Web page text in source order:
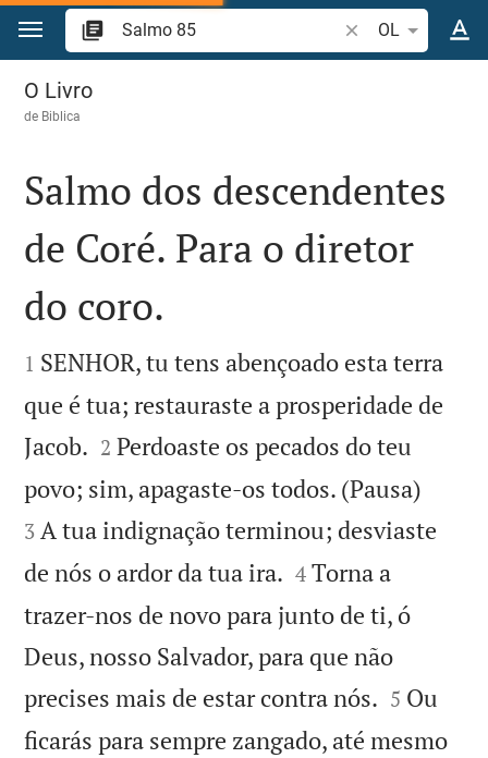
Ir para o conteúdo
Pesquise
OL
Salmo 85
O Livro
de Biblica

Salmo dos descendentes
de Coré. Para o diretor
do coro.

1 SENHOR, tu tens abençoado esta terra
que é tua; restauraste a prosperidade de
Jacob. 

2 Perdoaste os pecados do teu
povo; sim, apagaste-os todos. (Pausa)
3 A tua indignação terminou; desviaste
de nós o ardor da tua ira. 

4 Torna a
trazer-nos de novo para junto de ti, ó
Deus, nosso Salvador, para que não
precises mais de estar contra nós. 

5 Ou
ficarás para sempre zangado, até mesmo